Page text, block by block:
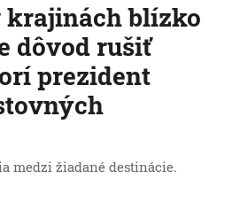
blízko
dôvod rušiť
prezident
medzi žiadané destinácie.